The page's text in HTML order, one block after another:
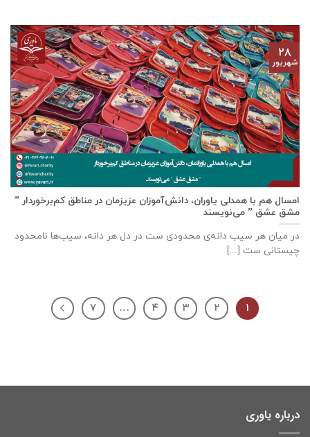
امسال هم با همدلی یاوران، دانش‌آموزان عزیزمان در مناطق کم‌برخوردار ”
مشق عشق ” می‌نویسند
در میان هر سیب دانه‌ی محدودی ست در دل هر دانه، سیب‌ها نامحدود
چیستانی ست [...]
۲۸
شهریور
۱ ۲ ۳ ۴ … ۷
درباره یاوری